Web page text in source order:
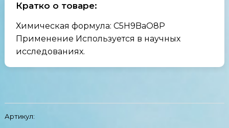
Кратко о товаре:
Химическая формула: C5H9BaO8P
Применение Используется в научных
исследованиях.
Артикул: